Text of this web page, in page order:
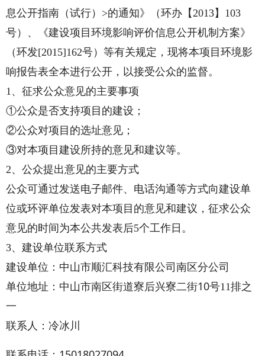
息公开指南（试行）>的通知》（环办【2013】103
号）、《建设项目环境影响评价信息公开机制方案》
（环发[2015]162号）等有关规定，现将本项目环境影
响报告表全本进行公开，以接受公众的监督。
1、征求公众意见的主要事项
①公众是否支持项目的建设；
②公众对项目的选址意见；
③对本项目建设所持的意见和建议等。
2、公众提出意见的主要方式
公众可通过发送电子邮件、电话沟通等方式向建设单
位或环评单位发表对本项目的意见和建议，征求公众
意见的时间为本公共发表后5个工作日。
3、建设单位联系方式
建设单位：中山市顺汇科技有限公司南区分公司
单位地址： 中山市南区街道寮后兴寮二街10号11排之
一
联系人： 冷冰川